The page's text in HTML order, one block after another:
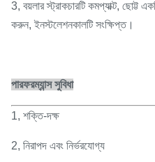
3, বয়লার স্ট্রাকচারটি কমপ্যাক্ট, ছোট্ট
করুন, ইনস্টলেশনকালটি সংক্ষিপ্ত।
পারফরম্যান্স সুবিধা
1, শক্তি-দক্ষ
2, নিরাপদ এবং নির্ভরযোগ্য